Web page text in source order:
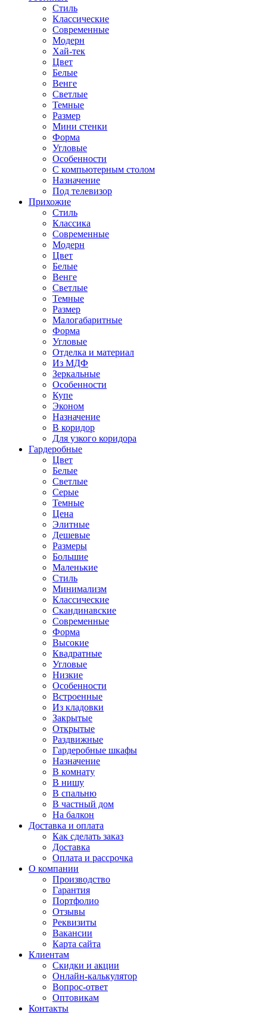
Стиль
Классические
Современные
Модерн
Хай-тек
Цвет
Белые
Венге
Светлые
Темные
Размер
Мини стенки
Форма
Угловые
Особенности
С компьютерным столом
Назначение
Под телевизор
Прихожие
Стиль
Классика
Современные
Модерн
Цвет
Белые
Венге
Светлые
Темные
Размер
Малогабаритные
Форма
Угловые
Отделка и материал
Из МДФ
Зеркальные
Особенности
Купе
Эконом
Назначение
В коридор
Для узкого коридора
Гардеробные
Цвет
Белые
Светлые
Серые
Темные
Цена
Элитные
Дешевые
Размеры
Большие
Маленькие
Стиль
Минимализм
Классические
Скандинавские
Современные
Форма
Высокие
Квадратные
Угловые
Низкие
Особенности
Встроенные
Из кладовки
Закрытые
Открытые
Раздвижные
Гардеробные шкафы
Назначение
В комнату
В нишу
В спальню
В частный дом
На балкон
Доставка и оплата
Как сделать заказ
Доставка
Оплата и рассрочка
О компании
Производство
Гарантия
Портфолио
Отзывы
Реквизиты
Вакансии
Карта сайта
Клиентам
Скидки и акции
Онлайн-калькулятор
Вопрос-ответ
Оптовикам
Контакты